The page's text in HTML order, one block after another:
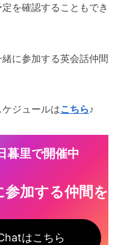
を確認することもでき
に参加する英会話仲間
ジュールはこちら♪
暮里で開催中
加する仲間を
はこちら